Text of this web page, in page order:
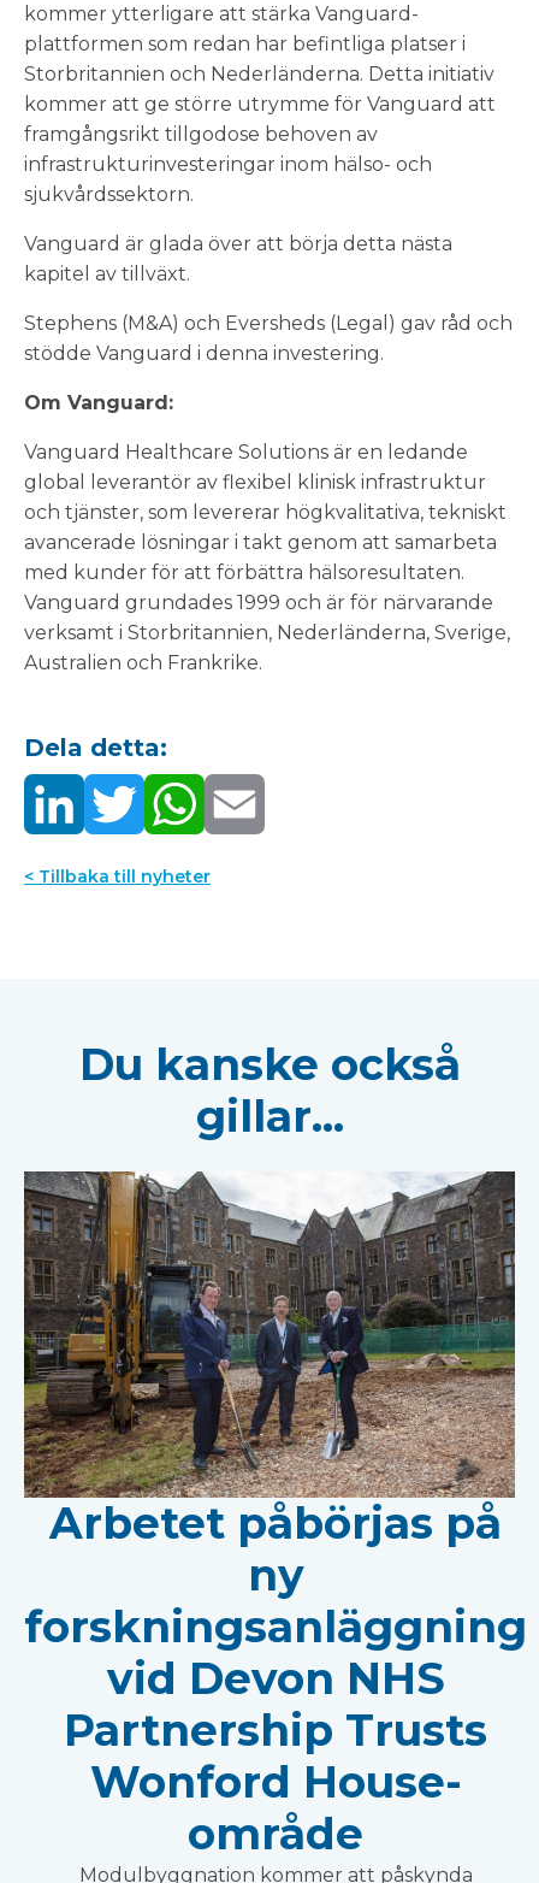
kommer ytterligare att stärka Vanguard-
plattformen som redan har befintliga platser i
Storbritannien och Nederländerna. Detta initiativ
kommer att ge större utrymme för Vanguard att
framgångsrikt tillgodose behoven av
infrastrukturinvesteringar inom hälso- och
sjukvårdssektorn.
Vanguard är glada över att börja detta nästa
kapitel av tillväxt.
Stephens (M&A) och Eversheds (Legal) gav råd och
stödde Vanguard i denna investering.
Om Vanguard:
Vanguard Healthcare Solutions är en ledande
global leverantör av flexibel klinisk infrastruktur
och tjänster, som levererar högkvalitativa, tekniskt
avancerade lösningar i takt genom att samarbeta
med kunder för att förbättra hälsoresultaten.
Vanguard grundades 1999 och är för närvarande
verksamt i Storbritannien, Nederländerna, Sverige,
Australien och Frankrike.
Dela detta:
< Tillbaka till nyheter
Du kanske också
gillar...
Arbetet påbörjas på
ny
forskningsanläggning
vid Devon NHS
Partnership Trusts
Wonford House-
område
Modulbyggnation kommer att påskynda